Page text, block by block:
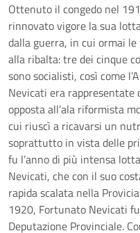
Ottenuto il congedo nel
rinnovato vigore la sua
dalla guerra, in cui ormai
alla ribalta: tre dei cinque
sono socialisti, così come
Nevicati era
opposta all’ala riformista
cui riuscì a ricavarsi un
soprattutto in vista delle
fu l’anno di più intensa
Nevicati, che con il suo
rapida scalata nella
1920, Fortunato Nevicati
Deputazione Provinciale.